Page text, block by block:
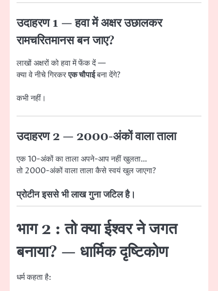
उदाहरण 1 — हवा में अक्षर उछालकर
रामचरितमानस बन जाए?
लाखों अक्षरों को हवा में फेंक दें —
क्या वे नीचे गिरकरएक चौपाईबना देंगे?
कभी नहीं।
उदाहरण 2 — 2000-अंकों वाला ताला
एक 10-अंकों का ताला अपने-आप नहीं खुलता…
तो 2000-अंकों वाला ताला कैसे स्वयं खुल जाएगा?
प्रोटीन इससे भी लाख गुना जटिल है।
भाग 2 : तो क्या ईश्वर ने जगत
बनाया? — धार्मिक दृष्टिकोण
धर्म कहता है: